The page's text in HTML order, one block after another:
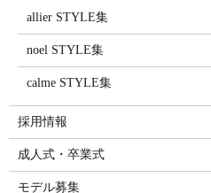
allier STYLE集
noel STYLE集
calme STYLE集
採用情報
成人式・卒業式
モデル募集